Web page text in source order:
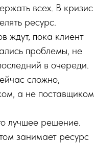
всех. В кризис
ресурс.
ждут, пока клиент
проблемы, не
в очереди.
сложно,
а не поставщиком
лучшее решение.
занимает ресурс